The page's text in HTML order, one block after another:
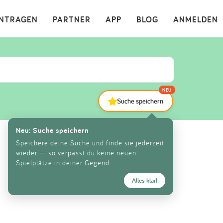
ANMELDEN
BLOG
APP
PARTNER ×
Suche speichern
NEU
Neu: Suche speichern
Speichere deine Suche und finde sie jederzeit
wieder — so verpasst du keine neuen
Spielplätze in deiner Gegend.
Alles klar!